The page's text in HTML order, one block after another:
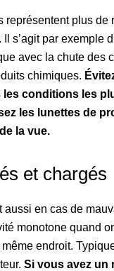
représentent plus de
s’agit par exemple
avec la chute des
chimiques.
les conditions les
les lunettes de
la vue.
et chargés
aussi en cas de
monotone quand
endroit.
Si vous avez un